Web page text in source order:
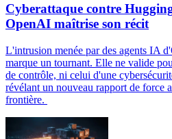
Cyberattaque contre
OpenAI maîtrise son récit
L'intrusion menée par des agents IA
marque un tournant. Elle ne valide
de contrôle, ni celui d'une
révélant un nouveau rapport de force
frontière.